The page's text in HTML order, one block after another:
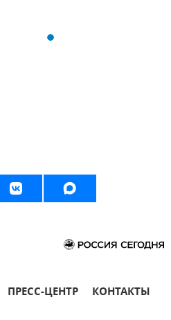
ПРЕСС-ЦЕНТР КОНТАКТЫ